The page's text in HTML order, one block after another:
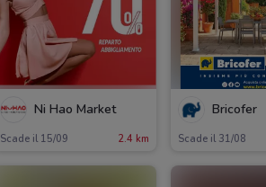
Ni Hao Market
Scade il 15/09 2.4 km
Bricofer
Scade il 31/08